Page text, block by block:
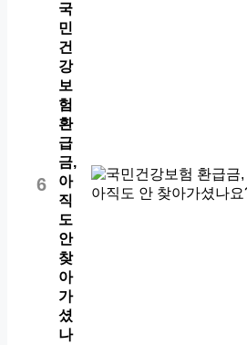
6
국
민
건
강
보
험
환
급
금,
아
직
도
안
찾
아
가
셨
나